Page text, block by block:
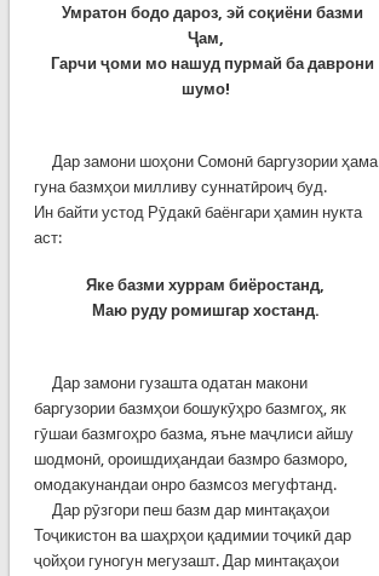
Умратон бодо дароз, эй соқиёни базми
Ҷам,
Гарчи ҷоми мо нашуд пурмай ба даврони
шумо!
Дар замони шоҳони Сомонӣ баргузории ҳама
гуна базмҳои милливу суннатӣроиҷ буд.
Ин байти устод Рӯдакӣ баёнгари ҳамин нукта
аст:
Яке базми хуррам биёростанд,
Маю руду ромишгар хостанд.
Дар замони гузашта одатан макони
баргузории базмҳои бошукӯҳро базмгоҳ, як
гӯшаи базмгоҳро базма, яъне маҷлиси айшу
шодмонӣ, ороишдиҳандаи базмро базморо,
омодакунандаи онро базмсоз мегуфтанд.
Дар рӯзгори пеш базм дар минтақаҳои
Тоҷикистон ва шаҳрҳои қадимии тоҷикӣ дар
ҷойҳои гуногун мегузашт. Дар минтақаҳои